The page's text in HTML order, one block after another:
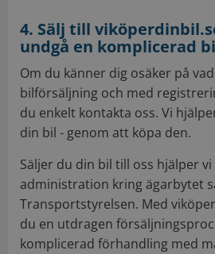
4. Sälj till
undgå en komplicerad
Om du känner dig osäker på
bilförsäljning och med
du enkelt kontakta oss. Vi
din bil - genom att köpa den.
Säljer du din bil till oss hjälper
administration kring ägarbytet
Transportstyrelsen. Med
du en utdragen
komplicerad förhandling med